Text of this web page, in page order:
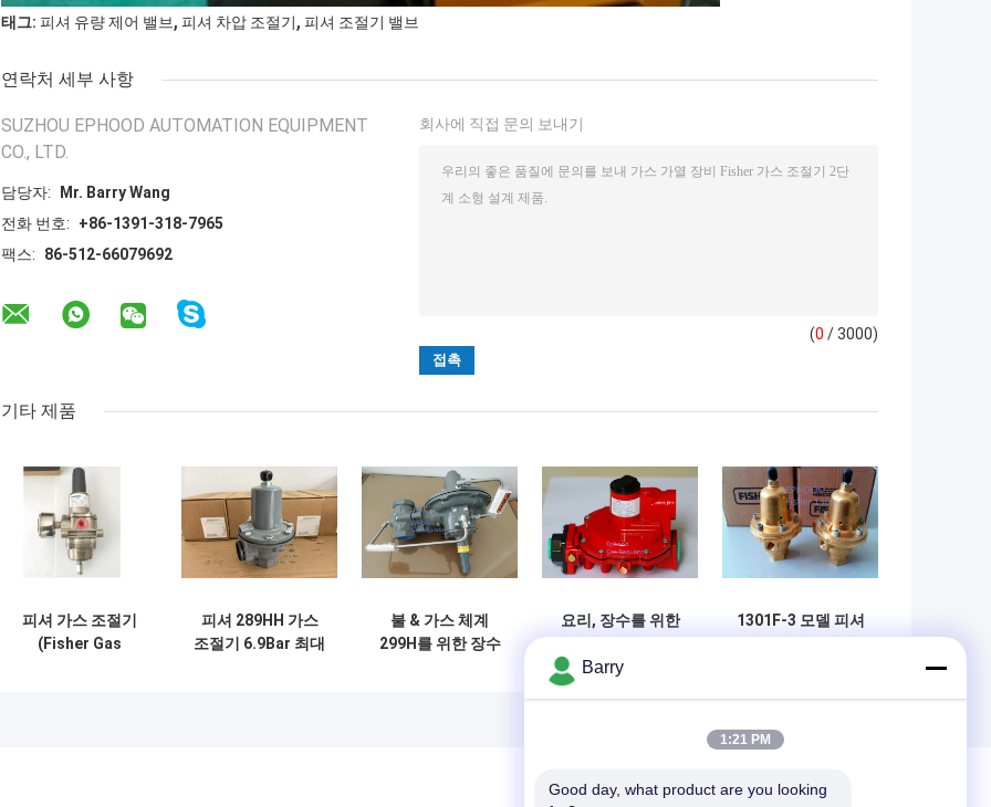
태그: 피셔 유량 제어 밸브, 피셔 차압 조절기, 피셔 조절기 밸브
연락처 세부 사항
SUZHOU EPHOOD AUTOMATION EQUIPMENT
CO., LTD.
담당자:
Mr. Barry Wang
전화 번호:
+86-1391-318-7965
팩스:
86-512-66079692
회사에 직접 문의 보내기
(0 / 3000)
기타 제품
피셔 가스 조절기
(Fisher Gas
피셔 289HH 가스
조절기 6.9Bar 최대
불 & 가스 체계
299H를 위한 장수
요리, 장수를 위한
LPG 고압 가스 규칙
1301F-3 모델 피셔
Barry
1:21 PM
Good day, what product are you looking